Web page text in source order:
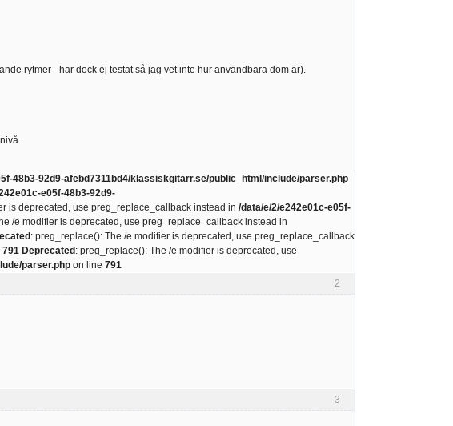
rytmer - har dock ej testat så jag vet inte hur användbara dom är).
48b3-92d9-afebd7311bd4/klassiskgitarr.se/public_html/include/parser.php
e05f-48b3-92d9-
is deprecated, use preg_replace_callback instead in /data/e/2/e242e01c-e05f-
/e modifier is deprecated, use preg_replace_callback instead in
: preg_replace(): The /e modifier is deprecated, use preg_replace_callback
791 Deprecated: preg_replace(): The /e modifier is deprecated, use
parser.php on line 791
2
3